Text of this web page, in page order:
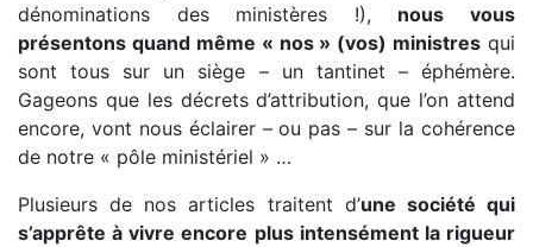
dénominations des ministères !), nous vous
présentons quand même « nos » (vos) ministres qui
sont tous sur un siège – un tantinet – éphémère.
Gageons que les décrets d’attribution, que l’on attend
encore, vont nous éclairer – ou pas – sur la cohérence
de notre « pôle ministériel » …
Plusieurs de nos articles traitent d’une société qui
s’apprête à vivre encore plus intensément la rigueur